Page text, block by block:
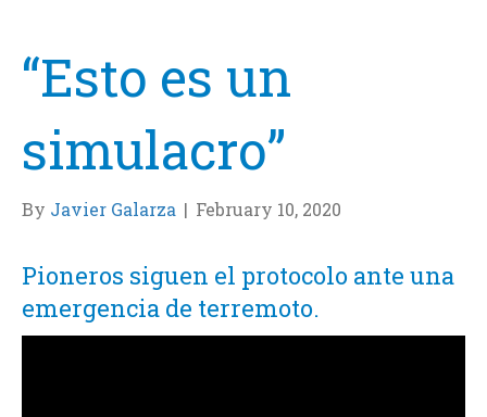
“Esto es un
simulacro”
By Javier Galarza | February 10, 2020
Pioneros siguen el protocolo ante una
emergencia de terremoto.